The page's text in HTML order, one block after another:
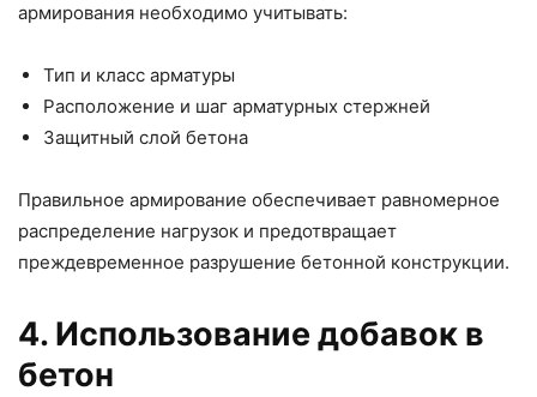
армирования необходимо учитывать:
Тип и класс арматуры
Расположение и шаг арматурных стержней
Защитный слой бетона
Правильное армирование обеспечивает равномерное
распределение нагрузок и предотвращает
преждевременное разрушение бетонной конструкции.
4. Использование добавок в
бетон